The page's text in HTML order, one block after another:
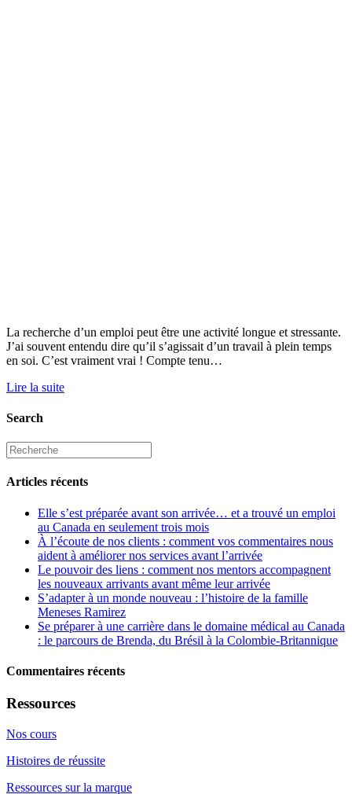
La recherche d’un emploi peut être une activité longue et stressante.
J’ai souvent entendu dire qu’il s’agissait d’un travail à plein temps
en soi. C’est vraiment vrai ! Compte tenu…
Lire la suite
Search
Articles récents
Elle s’est préparée avant son arrivée… et a trouvé un emploi
au Canada en seulement trois mois
À l’écoute de nos clients : comment vos commentaires nous
aident à améliorer nos services avant l’arrivée
Le pouvoir des liens : comment nos mentors accompagnent
les nouveaux arrivants avant même leur arrivée
S’adapter à un monde nouveau : l’histoire de la famille
Meneses Ramirez
Se préparer à une carrière dans le domaine médical au Canada
: le parcours de Brenda, du Brésil à la Colombie-Britannique
Commentaires récents
Ressources
Nos cours
Histoires de réussite
Ressources sur la marque